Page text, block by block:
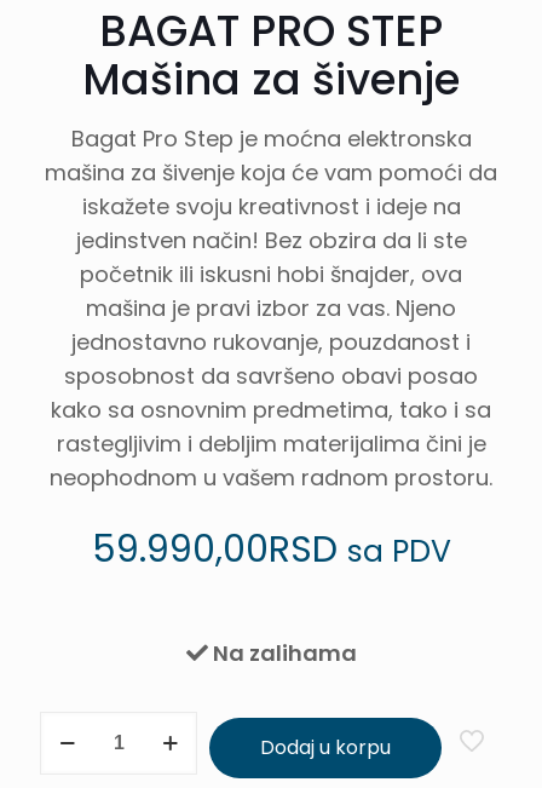
BAGAT PRO STEP
Mašina za šivenje
Bagat Pro Step je moćna elektronska
mašina za šivenje koja će vam pomoći da
iskažete svoju kreativnost i ideje na
jedinstven način! Bez obzira da li ste
početnik ili iskusni hobi šnajder, ova
mašina je pravi izbor za vas. Njeno
jednostavno rukovanje, pouzdanost i
sposobnost da savršeno obavi posao
kako sa osnovnim predmetima, tako i sa
rastegljivim i debljim materijalima čini je
neophodnom u vašem radnom prostoru.
59.990,00RSD sa PDV
Na zalihama
Dodaj u korpu